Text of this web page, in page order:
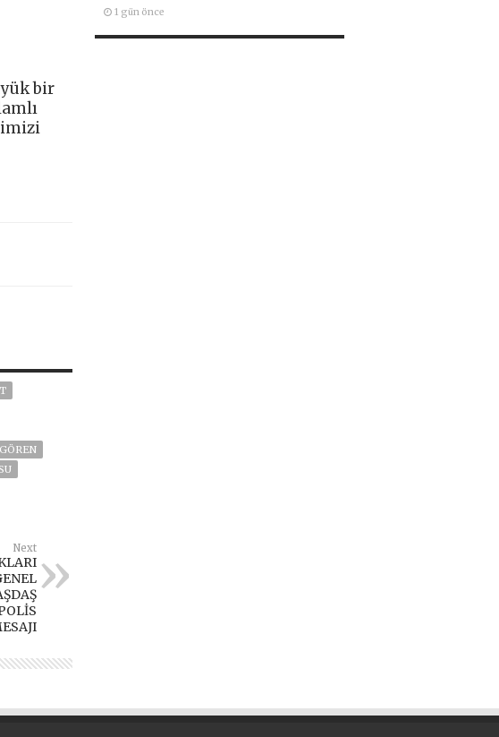
bir
Next
1 gün önce